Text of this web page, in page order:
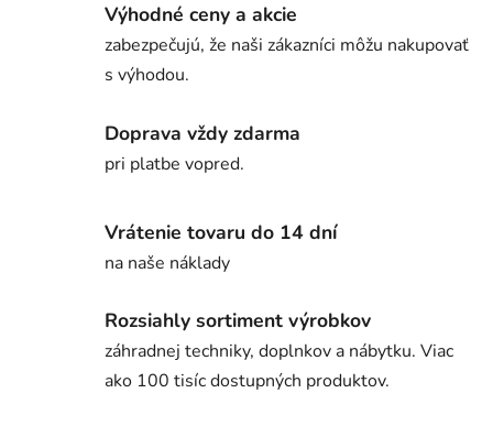
Výhodné ceny a akcie
zabezpečujú, že naši zákazníci môžu nakupovať
s výhodou.
Doprava vždy zdarma
pri platbe vopred.
Vrátenie tovaru do 14 dní
na naše náklady
Rozsiahly sortiment výrobkov
záhradnej techniky, doplnkov a nábytku. Viac
ako 100 tisíc dostupných produktov.